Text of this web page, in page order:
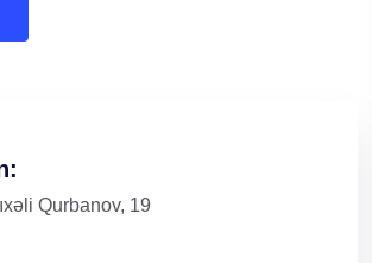
Qurbanov, 19